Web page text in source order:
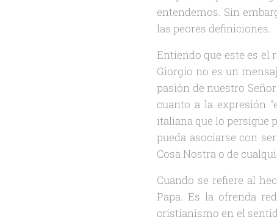
entendemos. Sin
las peores definiciones.
Entiendo que este es el
Giorgio no es un
pasión de nuestro
cuanto a la expresión
italiana que lo persigue
pueda asociarse con
Cosa Nostra o de
Cuando se refiere al
Papa. Es la ofrenda
cristianismo en el